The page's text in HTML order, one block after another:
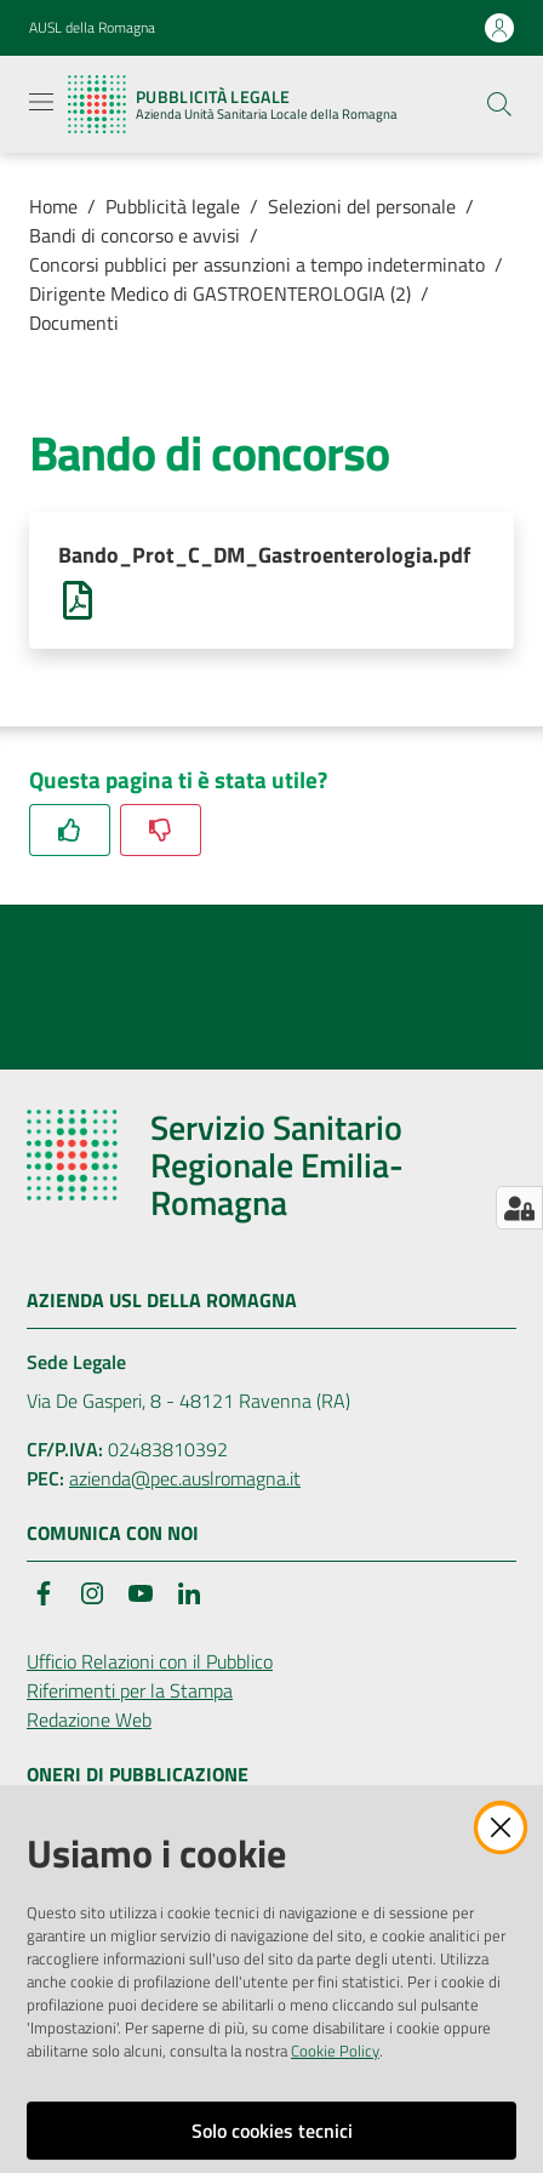
Vai al contenuto
Vai alla navigazione
Vai al footer
AUSL della Romagna
PUBBLICITÀ LEGALE
Azienda Unità Sanitaria Locale della Romagna
legale
Azienda
Unità
Locale della
Azienda
Luoghi di
AUSL
Comunica
Home / Pubblicità legale / Selezioni del personale /
Bandi di concorso e avvisi /
Concorsi pubblici per assunzioni a tempo indeterminato /
Dirigente Medico di GASTROENTEROLOGIA (2) /
Documenti
Bando di concorso
Bando_Prot_C_DM_Gastroenterologia.pdf
Questa pagina ti è stata utile?
Servizio Sanitario
Regionale Emilia-
Romagna
AZIENDA USL DELLA ROMAGNA
Sede Legale
Via De Gasperi, 8 - 48121 Ravenna (RA)
CF/P.IVA: 02483810392
PEC: azienda@pec.auslromagna.it
COMUNICA CON NOI
FacebookInstagramYouTube
Ufficio Relazioni con il Pubblico
Riferimenti per la Stampa
Redazione Web
ONERI DI PUBBLICAZIONE
Amministrazione Trasparente
Pubblicità legale
Privacy Policy
Attuazione Misure PNRR
Liste di Attesa
ENTI, IMPRESE E PARTNER
Fatturazione Elettronica
Richiesta Patrocinio
Usiamo i cookie
Questo sito utilizza i cookie tecnici di navigazione e di sessione per
garantire un miglior servizio di navigazione del sito, e cookie analitici per
raccogliere informazioni sull'uso del sito da parte degli utenti. Utilizza
anche cookie di profilazione dell'utente per fini statistici. Per i cookie di
profilazione puoi decidere se abilitarli o meno cliccando sul pulsante
'Impostazioni'. Per saperne di più, su come disabilitare i cookie oppure
abilitarne solo alcuni, consulta la nostraCookie Policy.
Solo cookies tecnici